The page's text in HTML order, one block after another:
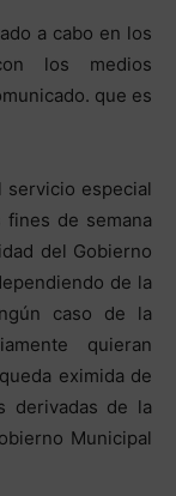
a cabo en los
los medios
que es
servicio especial
fines de semana
del Gobierno
de la
caso de la
quieran
eximida de
derivadas de la
Municipal